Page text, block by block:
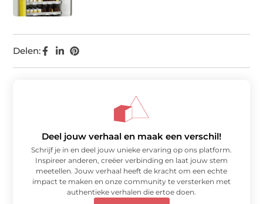
Delen:
Deel jouw verhaal en maak een verschil!
Schrijf je in en deel jouw unieke ervaring op ons platform.
Inspireer anderen, creëer verbinding en laat jouw stem
meetellen. Jouw verhaal heeft de kracht om een echte
impact te maken en onze community te versterken met
authentieke verhalen die ertoe doen.